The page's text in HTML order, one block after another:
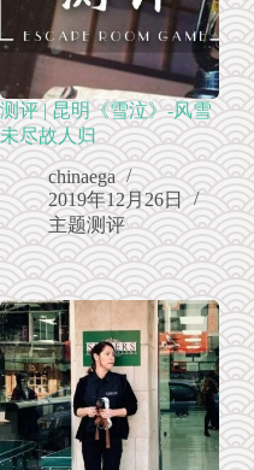
测评 | 昆明《雪泣》-风雪
未尽故人归
chinaega
2019年12月26日
主题测评